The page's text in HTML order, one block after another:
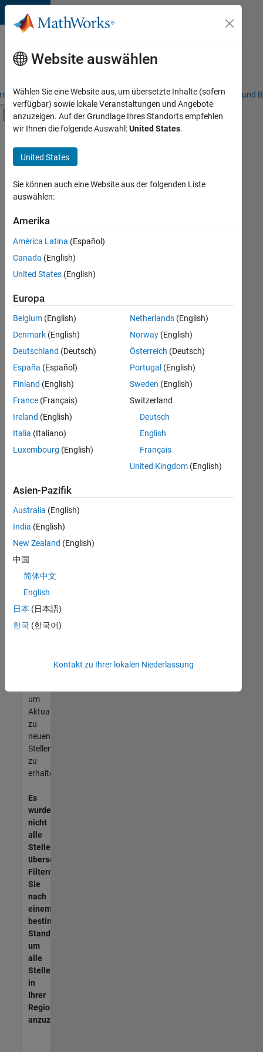
Weiter zum Inhalt
Karriere
bei
MathWorks
– Übersicht Stellensuche Niederlassungen Studierende und
Umschaltung für Off-Canvas-
Hauptinhalt
Advanced Support
Business Applications and Tools
Product Development
+2
Derzeit
es
keine
offenen
Stellen,
Ihren
Suchkriterien
entsprechen.
können
die
Suchkriterien
weiter
fassen
oder
alle
Stellenangebote
anzeigen .
noch
keine
offenen
Stellen
können,
die
Ihren
entsprechen,
werden
unseres
um
Aktualisierungen
zu
neuen
Stellenangeboten
zu
erhalten.
Es
wurden
nicht
alle
Stellen
übersetzt.
Filtern
Sie
nach
einem
bestimmten
Standort,
um
alle
Stellenangebote
in
Ihrer
Region
anzuzeigen.
Website auswählen
Wählen Sie eine Website aus, um übersetzte Inhalte (sofern
verfügbar) sowie lokale Veranstaltungen und Angebote
anzuzeigen. Auf der Grundlage Ihres Standorts empfehlen
wir Ihnen die folgende Auswahl:United States.
United States
Sie können auch eine Website aus der folgenden Liste
auswählen:
Amerika
América Latina (Español)
Canada (English)
United States (English)
Europa
Belgium (English)
Denmark (English)
Deutschland (Deutsch)
España (Español)
Finland (English)
France (Français)
Ireland (English)
Italia (Italiano)
Luxembourg (English)
Netherlands(English)
Norway(English)
Österreich (Deutsch)
Portugal (English)
Sweden (English)
Switzerland
Deutsch
English
Français
United Kingdom(English)
Asien-Pazifik
Australia (English)
India (English)
New Zealand (English)
中国
简体中文
English
日本 (日本語)
한국 (한국어)
Kontakt zu Ihrer lokalen Niederlassung